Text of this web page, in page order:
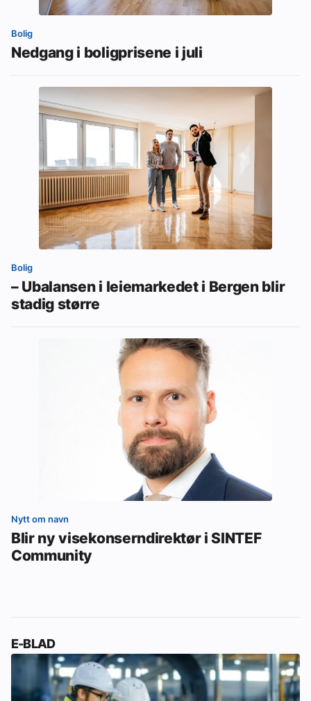
Bolig
Nedgang i boligprisene i juli
Bolig
– Ubalansen i leiemarkedet i Bergen blir
stadig større
Nytt om navn
Blir ny visekonserndirektør i SINTEF
Community
E-BLAD